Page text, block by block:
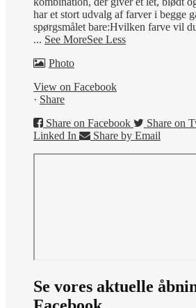
har et stort udvalg af farver i begge
spørgsmålet bare:Hvilken farve vil
... See MoreSee Less
Photo
View on Facebook
· Share
Share on Facebook
Share on
Linked In
Share by Email
Se vores aktuelle